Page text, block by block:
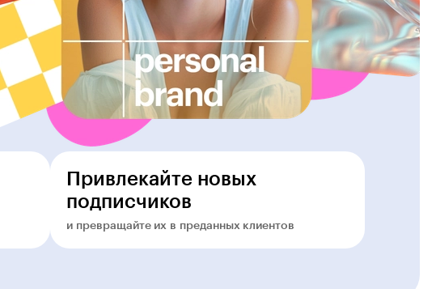
Привлекайте новых
подписчиков
и превращайте их в преданных клиентов